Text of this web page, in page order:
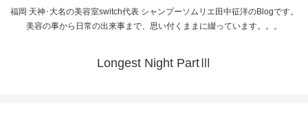
福岡 天神･大名の美容室switch代表 シャンプーソムリエ田中征洋のBlogです。
美容の事から日常の出来事まで、思い付くままに綴っています。。。
Longest Night PartⅢ